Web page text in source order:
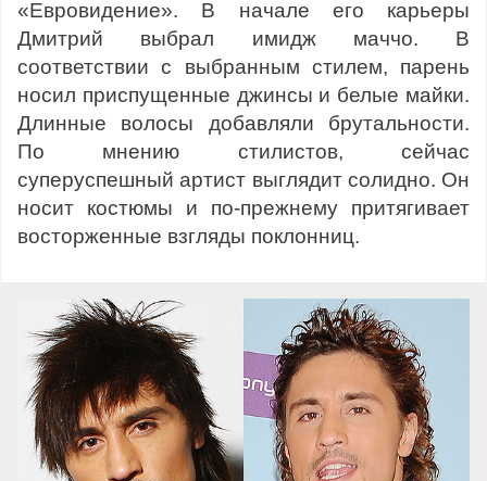
«Евровидение». В начале его карьеры
Дмитрий выбрал имидж маччо. В
соответствии с выбранным стилем, парень
носил приспущенные джинсы и белые майки.
Длинные волосы добавляли брутальности.
По мнению стилистов, сейчас
суперуспешный артист выглядит солидно. Он
носит костюмы и по-прежнему притягивает
восторженные взгляды поклонниц.